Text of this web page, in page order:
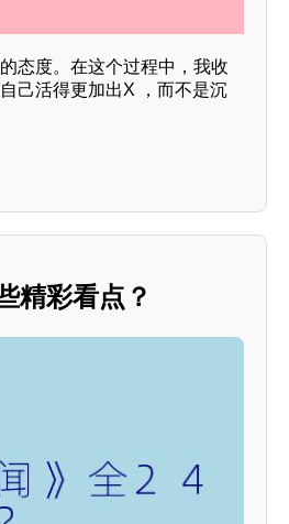
态度。在这个过程中，我收
己活得更加出X ，而不是沉
精彩看点？